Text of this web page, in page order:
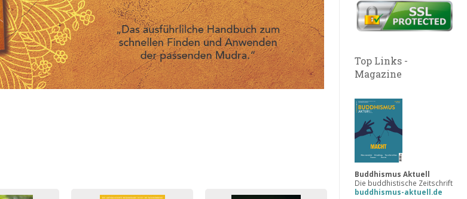
Top Links -
Magazine
Buddhismus Aktuell
Die buddhistische Zeitschrift
buddhismus-aktuell.de